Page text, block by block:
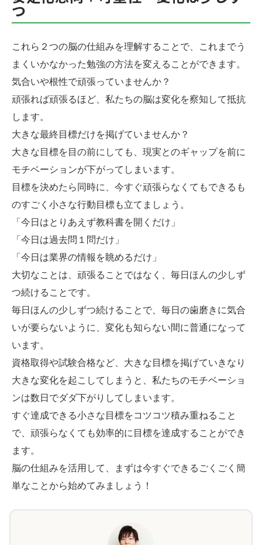
つ
これら２つの脳の仕組みを理解することで、これまでう
まくいかなかった勉強の方法を変えることができます。
気合いや根性で頑張っていませんか？
頑張れば頑張るほど、私たちの脳は変化を察知して抵抗
します。
大きな最終目標だけを掲げていませんか？
大きな目標を目の前にしても、現実とのギャップを前に
モチベーションが下がってしまいます。
目標を決めたら同時に、今すぐ頑張らなくてもできるも
のすごく小さな行動目標も立てましょう。
「今日はとりあえず教科書を開くだけ」
「今日は過去問１問だけ」
「今日は業界の情報を眺めるだけ」
大切なことは、頑張ることではなく、毎日ほんの少しず
つ続けることです。
毎日ほんの少しずつ続けることで、毎日の歯磨きに気合
いが要らないように、変化も知らない間に普通になって
います。
資格取得や試験合格など、大きな目標を掲げていきなり
大きな変化を起こしてしまうと、私たちのモチベーショ
ンは数日でダダ下がりしてしまいます。
すぐ達成できる小さな目標をコツコツ積み重ねること
で、頑張らなくても効率的に目標を達成することができ
ます。
脳の仕組みを活用して、まずは今すぐできるごくごく簡
単なことから始めてみましょう！